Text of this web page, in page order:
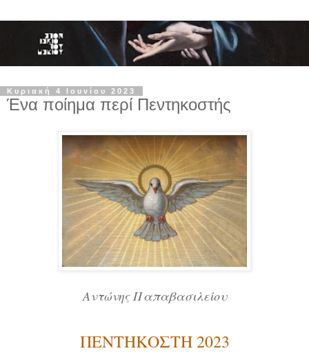
Κυριακή 4 Ιουνίου 2023
Ένα ποίημα περί Πεντηκοστής
Αντώνης Παπαβασιλείου
ΠΕΝΤΗΚΟΣΤΗ 2023